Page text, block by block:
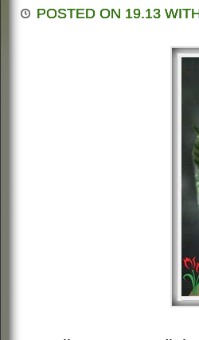
POSTED ON 19.13